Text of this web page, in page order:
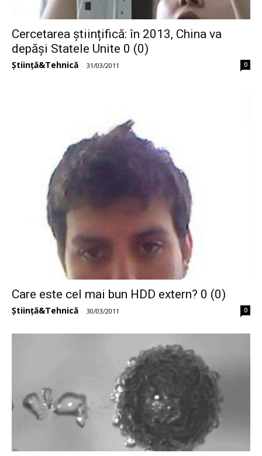
Cercetarea științifică: în 2013, China va
depăși Statele Unite 0 (0)
Știință&Tehnică - 31/03/2011 0
Care este cel mai bun HDD extern? 0 (0)
Știință&Tehnică - 30/03/2011 0